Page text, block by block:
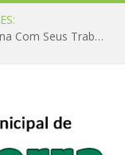
Câmara de Vereadores de Belterra Retorna Com Seus Trabalhos Legislativos